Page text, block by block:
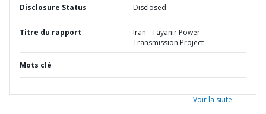
Disclosure Status Disclosed
Titre du rapport
Iran - Tayanir Power
Transmission Project
Mots clé
Voir la suite